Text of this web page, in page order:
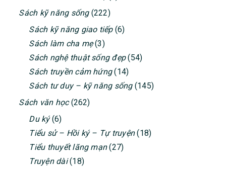
Sách kỹ năng sống(222)
Sách kỹ năng giao tiếp(6)
Sách làm cha mẹ(3)
Sách nghệ thuật sống đẹp(54)
Sách truyền cảm hứng(14)
Sách tư duy – kỹ năng sống(145)
Sách văn học(262)
Du ký(6)
Tiểu sử – Hồi ký – Tự truyện(18)
Tiểu thuyết lãng mạn(27)
Truyện dài(18)